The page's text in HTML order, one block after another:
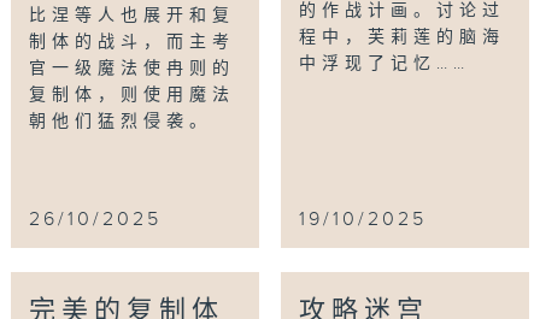
比涅等人也展开和复
制体的战斗，而主考
官一级魔法使冉则的
复制体，则使用魔法
朝他们猛烈侵袭。
26/10/2025
的作战计画。讨论过
程中，芙莉莲的脑海
中浮现了记忆……
19/10/2025
完美的复制体 攻略迷宫